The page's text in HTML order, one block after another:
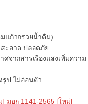
แก้วกรวยน้ำดื่ม)
ะอาด ปลอดภัย
ศจากสารเรืองแสงเพิ่มความ
รูป ไม่อ่อนตัว
] มอก 1141-2565 [ใหม่]